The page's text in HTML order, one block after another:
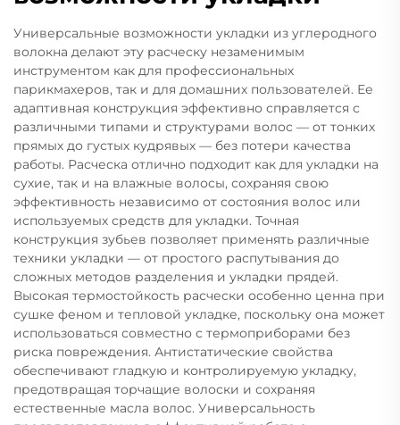
Универсальные возможности укладки из углеродного
волокна делают эту расческу незаменимым
инструментом как для профессиональных
парикмахеров, так и для домашних пользователей. Ее
адаптивная конструкция эффективно справляется с
различными типами и структурами волос — от тонких
прямых до густых кудрявых — без потери качества
работы. Расческа отлично подходит как для укладки на
сухие, так и на влажные волосы, сохраняя свою
эффективность независимо от состояния волос или
используемых средств для укладки. Точная
конструкция зубьев позволяет применять различные
техники укладки — от простого распутывания до
сложных методов разделения и укладки прядей.
Высокая термостойкость расчески особенно ценна при
сушке феном и тепловой укладке, поскольку она может
использоваться совместно с термоприборами без
риска повреждения. Антистатические свойства
обеспечивают гладкую и контролируемую укладку,
предотвращая торчащие волоски и сохраняя
естественные масла волос. Универсальность